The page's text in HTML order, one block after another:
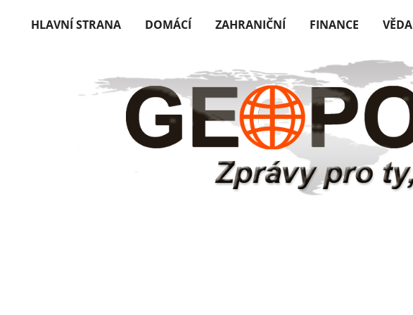
HLAVNÍ STRANA DOMÁCÍ ZAHRANIČNÍ FINANCE VĚDA